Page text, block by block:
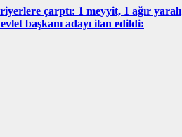
çarptı: 1 meyyit, 1 ağır yaralı
başkanı adayı ilan edildi: